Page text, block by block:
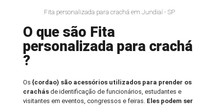
Fita personalizada para crachá em Jundiaí - SP
O que são Fita
personalizada para crachá
?
Os {cordao) são acessórios utilizados para prender os
crachás de identificação de funcionários, estudantes e
visitantes em eventos, congressos e feiras. Eles podem ser